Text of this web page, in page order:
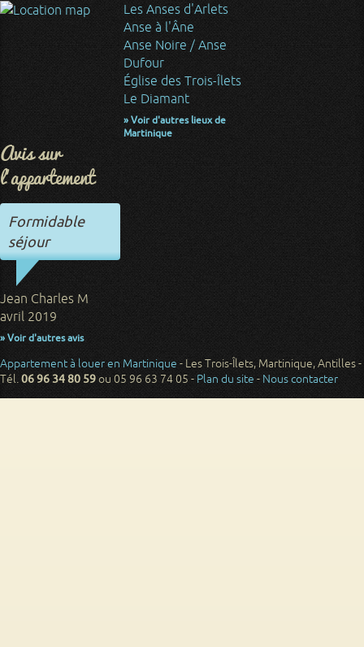
Les Anses d'Arlets
Anse à l'Âne
Anse Noire / Anse
Dufour
Église des Trois-Îlets
Le Diamant
» Voir d'autres lieux de
Martinique
Avis sur
l'appartement
Formidable
séjour
Jean Charles M
avril 2019
» Voir d'autres avis
Appartement à louer en Martinique - Les Trois-Îlets, Martinique, Antilles -
Tél. 06 96 34 80 59ou 05 96 63 74 05 - Plan du site - Nous contacter